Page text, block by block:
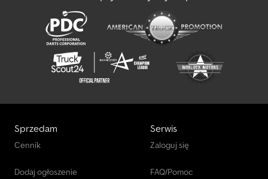
Sprzedam
Cennik
Dodaj ogłoszenie
Serwis
Zaloguj się
FAQ/Pomoc